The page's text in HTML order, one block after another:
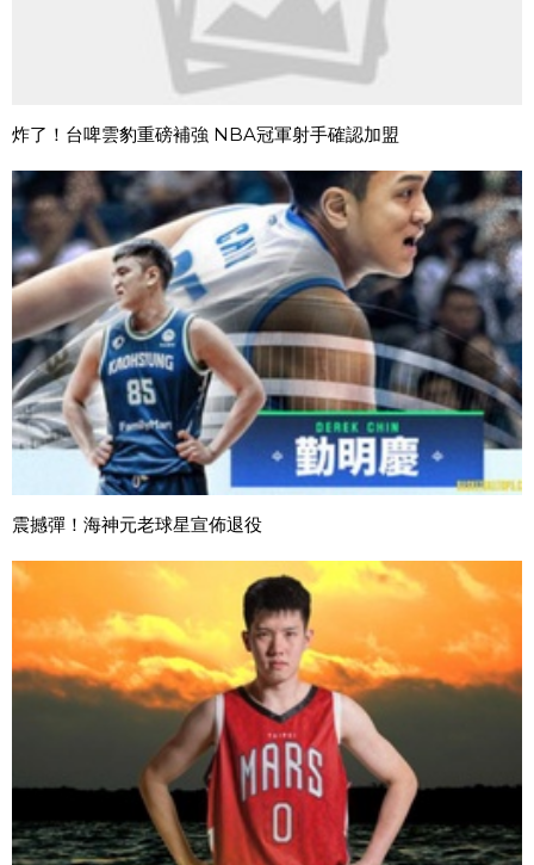
炸了！台啤雲豹重磅補強 NBA冠軍射手確認加盟
震撼彈！海神元老球星宣佈退役